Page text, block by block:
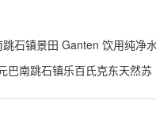
石镇景田 Ganten 饮用纯
巴南跳石镇乐百氏克东天然苏